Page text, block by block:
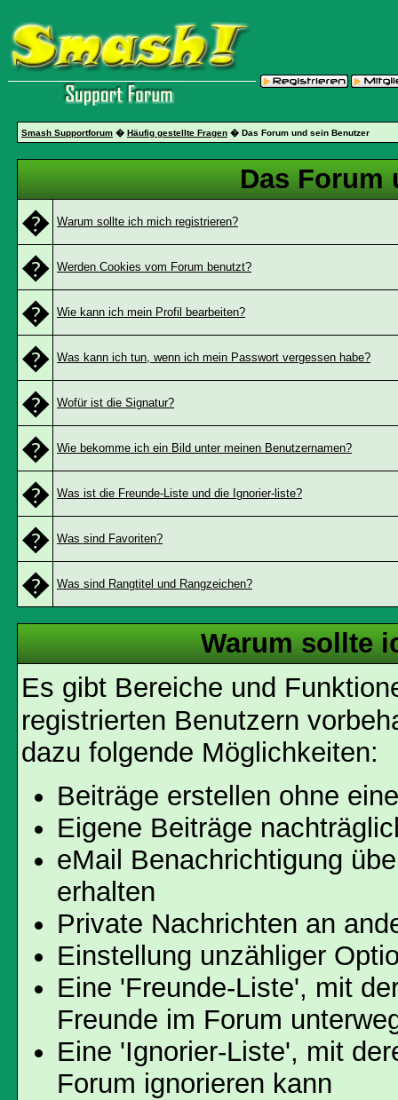
Smash Supportforum � Häufig gestellte Fragen � Das Forum und sein Benutzer
Das Forum
� Warum sollte ich mich registrieren?
� Werden Cookies vom Forum benutzt?
� Wie kann ich mein Profil bearbeiten?
� Was kann ich tun, wenn ich mein Passwort vergessen habe?
� Wofür ist die Signatur?
� Wie bekomme ich ein Bild unter meinen Benutzernamen?
� Was ist die Freunde-Liste und die Ignorier-liste?
� Was sind Favoriten?
� Was sind Rangtitel und Rangzeichen?
Warum sollte
Es gibt Bereiche und
registrierten Benutzern
dazu folgende Möglichkeiten:
Beiträge erstellen ohne
Eigene Beiträge
eMail Benachrichtigung
erhalten
Private Nachrichten an
Einstellung unzähliger
Eine 'Freunde-Liste', mit
Freunde im Forum
Eine 'Ignorier-Liste', mit
Forum ignorieren kann